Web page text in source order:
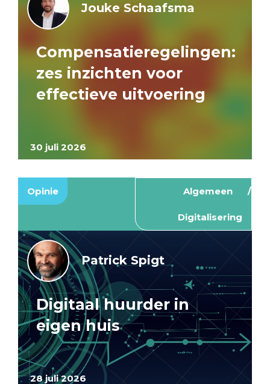
30 juli 2026
Jouke Schaafsma
Compensatieregelingen:
zes inzichten voor
effectieve uitvoering
Opinie Algemeen
Digitalisering
28 juli 2026
Patrick Spigt
Digitaal huurder in
eigen huis